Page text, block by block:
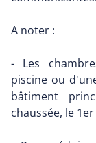
A noter :
- Les
piscine ou
bâtiment
chaussée, le